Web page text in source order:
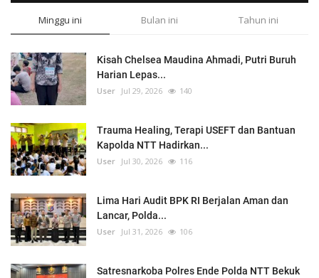
Minggu ini Bulan ini Tahun ini
Kisah Chelsea Maudina Ahmadi, Putri Buruh
Harian Lepas...
User Jul 29, 2026 140
Trauma Healing, Terapi USEFT dan Bantuan
Kapolda NTT Hadirkan...
User Jul 30, 2026 116
Lima Hari Audit BPK RI Berjalan Aman dan
Lancar, Polda...
User Jul 31, 2026 106
Satresnarkoba Polres Ende Polda NTT Bekuk